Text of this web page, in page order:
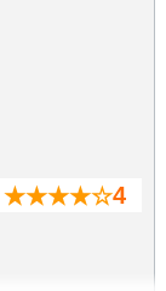
★★★★☆4